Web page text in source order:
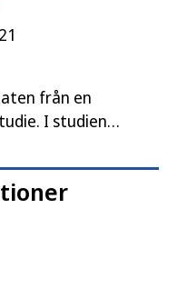
från en
I studien
antalet